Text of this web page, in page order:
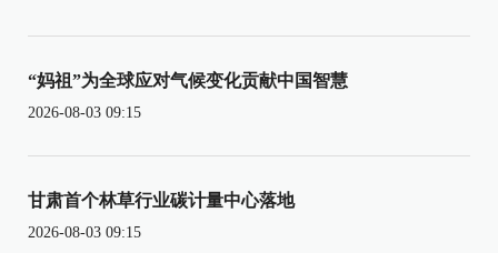
“妈祖”为全球应对气候变化贡献中国智慧
2026-08-03 09:15
甘肃首个林草行业碳计量中心落地
2026-08-03 09:15